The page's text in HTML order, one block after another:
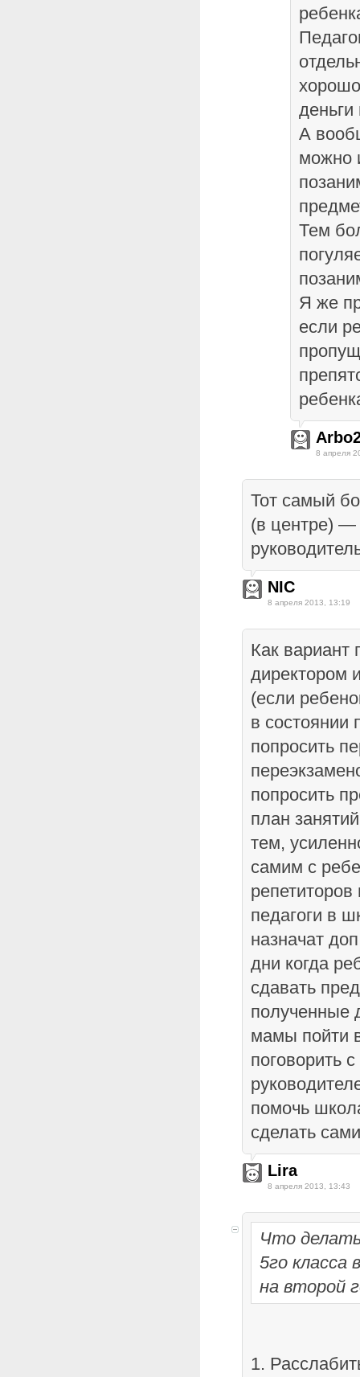
А
можно
Тем
Я же
если
8 апреля
Тот самый
(в центре) —
NIC
8 апреля 2013, 13:19
Как вариант
директором
(если
в состоянии
попросить
попросить
план
тем,
самим с
педагоги в
назначат
дни когда
сдавать
полученные
мамы пойти
поговорить
помочь
сделать
Lira
8 апреля 2013, 13:43
Что
5го класса
на второй
1.